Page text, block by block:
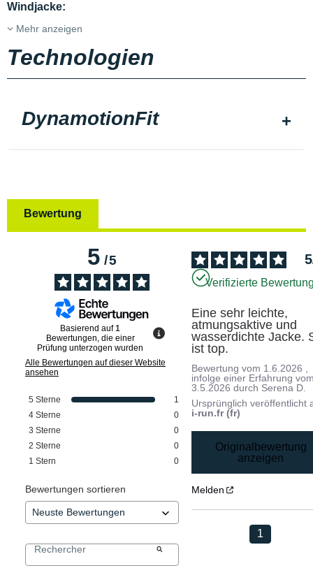
Windjacke:
Mehr anzeigen
Technologien
DynamotionFit
Bewertung
5/5
Basierend auf1
Bewertungen, die einer
Prüfung unterzogen wurden
Alle Bewertungen auf dieser Website
ansehen
5 Sterne
1
4 Sterne
0
3 Sterne
0
2 Sterne
0
1 Stern 0
Bewertungen sortieren
5
Verifizierte
Eine sehr leichte,
atmungsaktive und
wasserdichte Jacke.
ist top.
Bewertung vom 1.6.2026
infolge einer Erfahrung
3.5.2026 durch Serena D.
Ursprünglich veröffentlicht
i-run.fr (fr)
Originalbewertung
anzeigen
Melden
1